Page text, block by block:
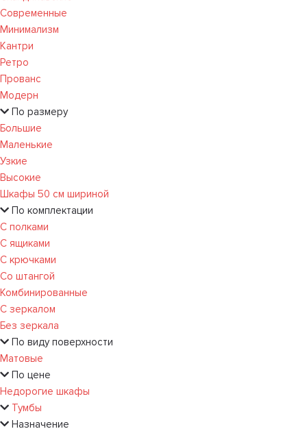
Современные
Минимализм
Кантри
Ретро
Прованс
Модерн
По размеру
Большие
Маленькие
Узкие
Высокие
Шкафы 50 см шириной
По комплектации
С полками
С ящиками
С крючками
Со штангой
Комбинированные
С зеркалом
Без зеркала
По виду поверхности
Матовые
По цене
Недорогие шкафы
Тумбы
Назначение